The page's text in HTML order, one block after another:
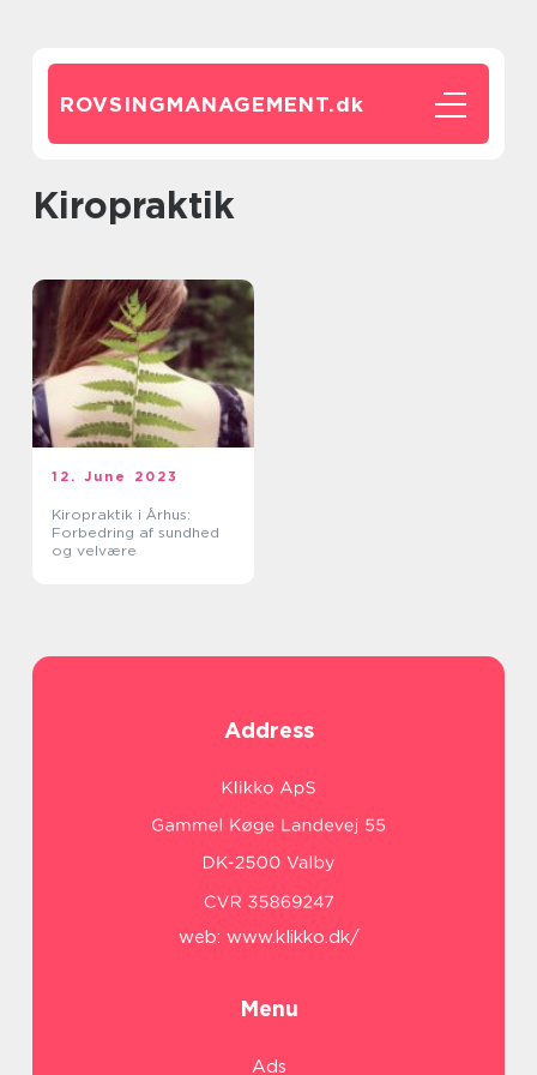
ROVSINGMANAGEMENT.dk
kiropraktik
12. June 2023
Kiropraktik i Århus:
Forbedring af sundhed
og velvære
Address
web: www.klikko.dk/
Menu
Ads